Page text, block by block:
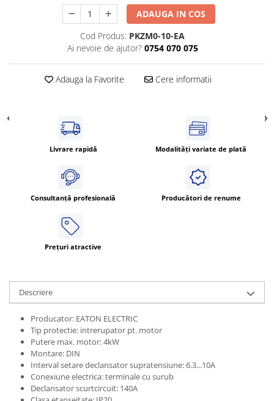
ADAUGA IN COS
Cod Produs: PKZM0-10-EA
Ai nevoie de ajutor? 0754 070 075
Adauga la Favorite Cere informatii
Livrare rapidă Modalități variate de plată
Consultanță profesională Producători de renume
Prețuri atractive
Descriere
Producator: EATON ELECTRIC
Tip protectie: intrerupator pt. motor
Putere max. motor: 4kW
Montare: DIN
Interval setare declansator supratensiune: 6.3...10A
Conexiune electrica: terminale cu surub
Declansator scurtcircuit: 140A